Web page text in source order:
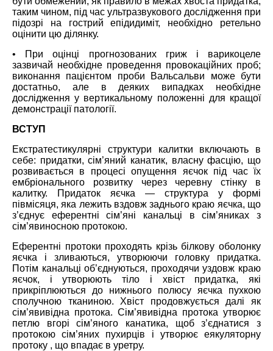
таким чином, під час ультразвукового дослідження при
підозрі на гострий епідидиміт, необхідно ретельно
оцінити цю ділянку.
• При оцінці прогнозованих гриж і варикоцеле
зазвичай необхідне проведення провокаційних проб;
виконання пацієнтом проби Вальсальви може бути
достатньо, але в деяких випадках необхідне
дослідження у вертикальному положенні для кращої
демонстрації патології.
ВСТУП
Екстратестикулярні структури калитки включають в
себе: придатки, сім’яний канатик, власну фасцію, що
розвивається в процесі опущення яєчок під час їх
ембріонального розвитку через черевну стінку в
калитку. Придаток яєчка ― структура у формі
півмісяця, яка лежить вздовж заднього краю яєчка, що
з’єднує еферентні сім’яні канальці в сім’яниках з
сім’явиносною протокою.
Еферентні протоки проходять крізь білкову оболонку
яєчка і зливаються, утворюючи головку придатка.
Потім канальці об’єднуються, проходячи уздовж краю
яєчок, і утворюють тіло і хвіст придатка, які
прикріплюються до нижнього полюсу яєчка пухкою
сполучною тканиною. Хвіст продовжується далі як
сім’явивідна протока. Сім’явивідна протока утворює
петлю вгорі сім’яного канатика, щоб з’єднатися з
протокою сім’яних пухирців і утворює еякуляторну
протоку , що впадає в уретру.